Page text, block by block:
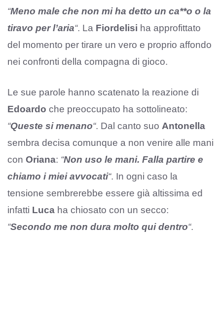
“Meno male che non mi ha detto un ca**o o la
tiravo per l’aria“. La Fiordelisi ha approfittato
del momento per tirare un vero e proprio affondo
nei confronti della compagna di gioco.
Le sue parole hanno scatenato la reazione di
Edoardo che preoccupato ha sottolineato:
“Queste si menano“. Dal canto suo Antonella
sembra decisa comunque a non venire alle mani
con Oriana: “Non uso le mani. Falla partire e
chiamo i miei avvocati“. In ogni caso la
tensione sembrerebbe essere già altissima ed
infatti Luca ha chiosato con un secco:
“Secondo me non dura molto qui dentro“.